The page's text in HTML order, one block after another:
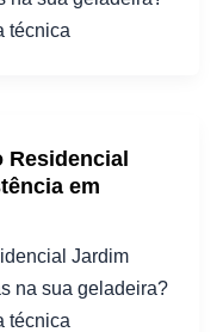
técnica
Residencial
em
Jardim
na sua geladeira?
técnica